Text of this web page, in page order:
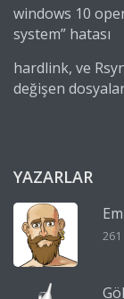
windows 10
system” hatası
hardlink, ve
değişen
YAZARLAR